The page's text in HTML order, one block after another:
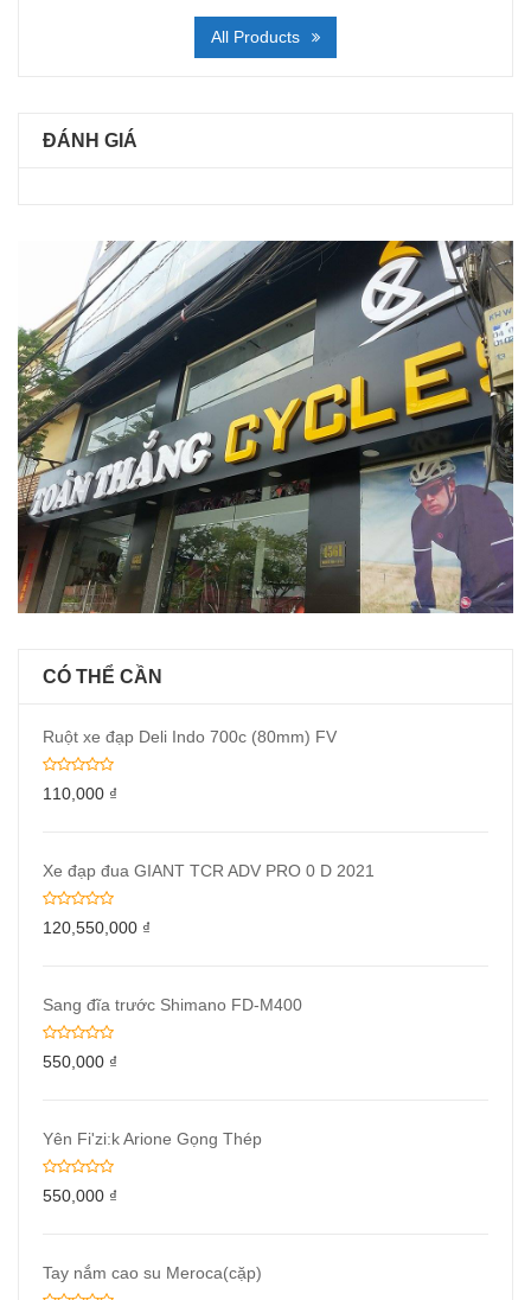
All Products
ĐÁNH GIÁ
CÓ THỂ CẦN
Ruột xe đạp Deli Indo 700c (80mm) FV
110,000 ₫
Xe đạp đua GIANT TCR ADV PRO 0 D 2021
120,550,000 ₫
Sang đĩa trước Shimano FD-M400
550,000 ₫
Yên Fi'zi:k Arione Gọng Thép
550,000 ₫
Tay nắm cao su Meroca(cặp)